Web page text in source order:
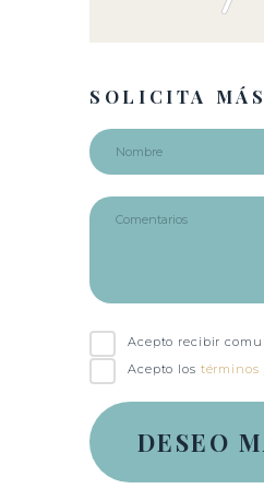
SOLICITA
Acepto recibir
Acepto los términos